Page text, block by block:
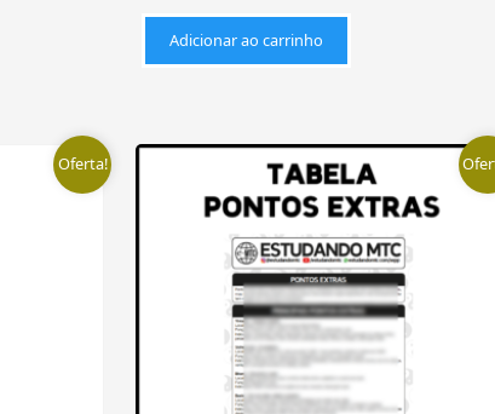
Adicionar ao carrinho
Oferta!